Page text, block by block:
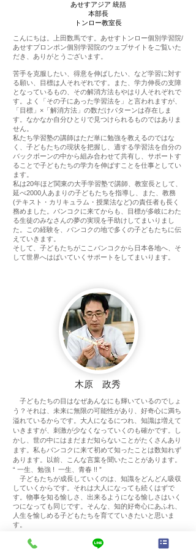
あせすアジア 統括
本部長
​トンロー教室長
こんにちは。上田数馬です。あせすトンロー個別学習院/
あせすプロンポン個別学習院のウェブサイトをご覧いた
だき、ありがとうございます。
苦手を克服したい、得意を伸ばしたい、など学習に対す
る願い、目標は人それぞれです。また、学力伸長の支障
となっているもの、その解消方法もやはり人それぞれで
す。よく「その子にあった学習法を」と言われますが、
「目標」×「解消方法」の数だけパターンは存在しま
す。なかなか自分ひとりで見つけられるものではありま
せん。
私たち学習塾の講師はただ単に勉強を教えるのではな
く、子どもたちの現状を把握し、適する学習法を自分の
バックボーンの中から組み合わせて共有し、サポートす
ることで子どもたちの学力を伸ばすことを仕事としてい
ます。
私は20年ほど関東の大手学習塾で講師、教室長として、
延べ2000人あまりの子どもたちを指導し、また、教務
(テキスト・カリキュラム・授業法など)の責任者も長く
務めました。バンコクに来てからも、目標が多岐にわた
る生徒のみなさんの夢の実現を手助けしてまいりまし
た。この経験を、バンコクの地で多くの子どもたちに伝
えていきます。
​そして、子どもたちがここバンコクから日本各地へ、そ
して世界へはばいていくサポートをしてまいります。
木原 政秀
子どもたちの目はなぜあんなにも輝いているのでしょ
う？それは、未来に無限の可能性があり、好奇心に満ち
溢れているからです。大人になるにつれ、知識は増えて
いきますが、刺激が少なくなっていくのも確かです。し
かし、世の中にはまだまだ知らないことがたくさんあり
ます。私もバンコクに来て初めて知ったことは数知れず
あります。以前、こんな言葉を聞いたことがあります。
“ 一生、勉強 ! 一生、青春 !! ”
子どもたちが成長していくのは、知識をどんどん吸収
していくからです。それは大人になっても続くはずで
す。物事を知る愉しさ、出来るようになる愉しさはいく
つになっても同じです。そんな、知的好奇心にあふれ、
人生を愉しめる子どもたちを育てていきたいと思いま
す。
​トンロー副教室長